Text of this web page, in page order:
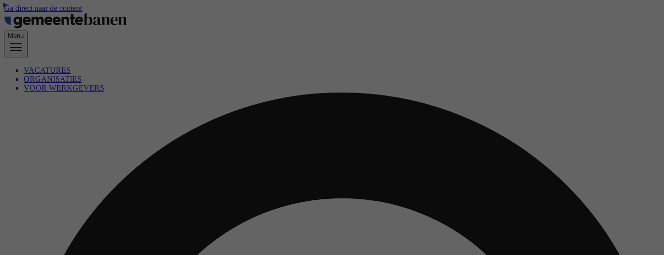
Ga direct naar de content
Menu
VACATURES
ORGANISATIES
VOOR WERKGEVERS